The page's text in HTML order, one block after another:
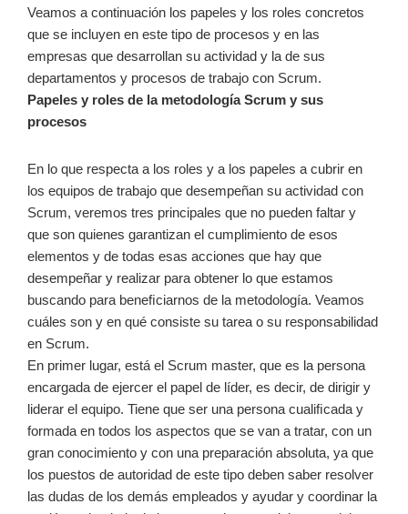
Veamos a continuación los papeles y los roles concretos
que se incluyen en este tipo de procesos y en las
empresas que desarrollan su actividad y la de sus
departamentos y procesos de trabajo con Scrum.
Papeles y roles de la metodología Scrum y sus
procesos
En lo que respecta a los roles y a los papeles a cubrir en
los equipos de trabajo que desempeñan su actividad con
Scrum, veremos tres principales que no pueden faltar y
que son quienes garantizan el cumplimiento de esos
elementos y de todas esas acciones que hay que
desempeñar y realizar para obtener lo que estamos
buscando para beneﬁciarnos de la metodología. Veamos
cuáles son y en qué consiste su tarea o su responsabilidad
en Scrum.
En primer lugar, está el Scrum master, que es la persona
encargada de ejercer el papel de líder, es decir, de dirigir y
liderar el equipo. Tiene que ser una persona cualiﬁcada y
formada en todos los aspectos que se van a tratar, con un
gran conocimiento y con una preparación absoluta, ya que
los puestos de autoridad de este tipo deben saber resolver
las dudas de los demás empleados y ayudar y coordinar la